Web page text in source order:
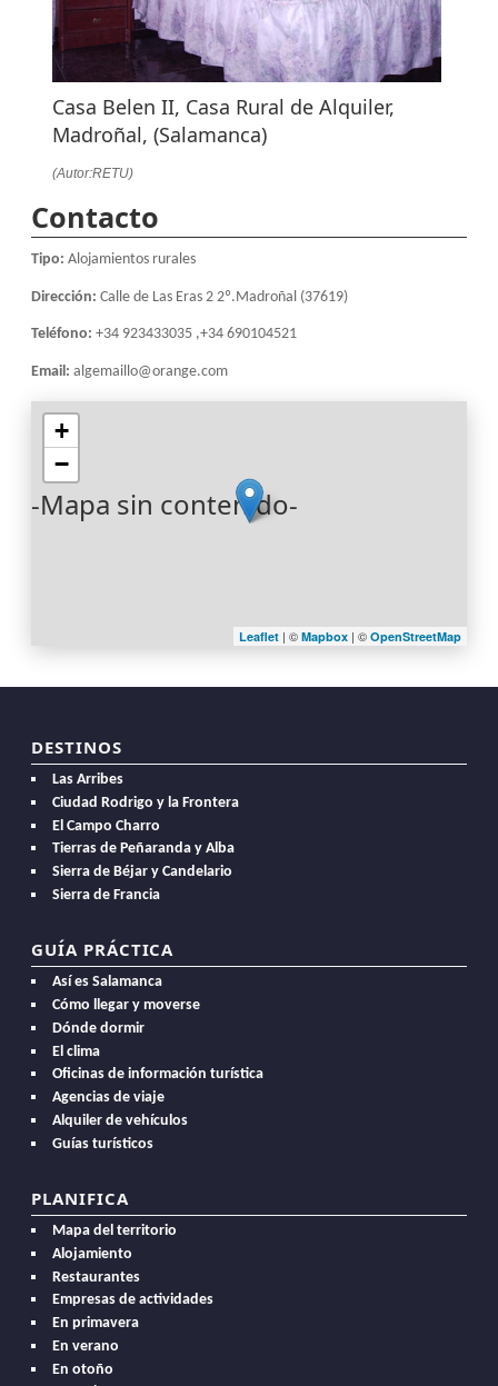
Casa Belen II, Casa Rural de Alquiler,
Madroñal, (Salamanca)
(Autor:RETU)
Contacto
Tipo:Alojamientos rurales
Dirección:Calle de Las Eras 2 2º.Madroñal (37619)
Teléfono:+34 923433035 ,+34 690104521
Email:algemaillo@orange.com
-Mapa sin contenido-
+
−
Leaflet| © Mapbox | © OpenStreetMap
DESTINOS
Las Arribes
Ciudad Rodrigo y la Frontera
El Campo Charro
Tierras de Peñaranda y Alba
Sierra de Béjar y Candelario
Sierra de Francia
GUÍA PRÁCTICA
Así es Salamanca
Cómo llegar y moverse
Dónde dormir
El clima
Oficinas de información turística
Agencias de viaje
Alquiler de vehículos
Guías turísticos
PLANIFICA
Mapa del territorio
Alojamiento
Restaurantes
Empresas de actividades
En primavera
En verano
En otoño